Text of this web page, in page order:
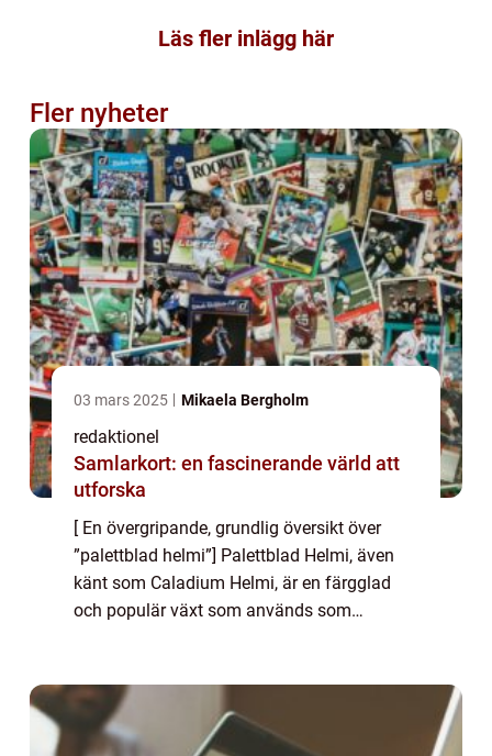
Läs fler inlägg här
Fler nyheter
03 mars 2025 Mikaela Bergholm
redaktionel
Samlarkort: en fascinerande värld att
utforska
[ En övergripande, grundlig översikt över
”palettblad helmi”] Palettblad Helmi, även
känt som Caladium Helmi, är en färgglad
och populär växt som används som